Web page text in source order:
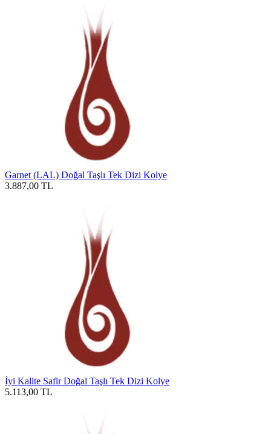
Garnet (LAL) Doğal Taşlı Tek Dizi Kolye
3.887,00 TL
İyi Kalite Safir Doğal Taşlı Tek Dizi Kolye
5.113,00 TL